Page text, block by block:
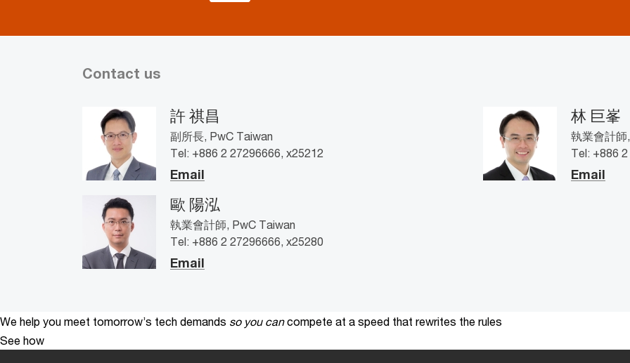
Contact us
許 祺昌
副所長, PwC Taiwan
Tel: +886 2 27296666, x25212
Email
林 巨峯
執業會計
Tel: +886
Email
歐 陽泓
執業會計師, PwC Taiwan
Tel: +886 2 27296666, x25280
Email
We help you meet tomorrow’s tech demands so you can compete at a speed that rewrites the rules
See how